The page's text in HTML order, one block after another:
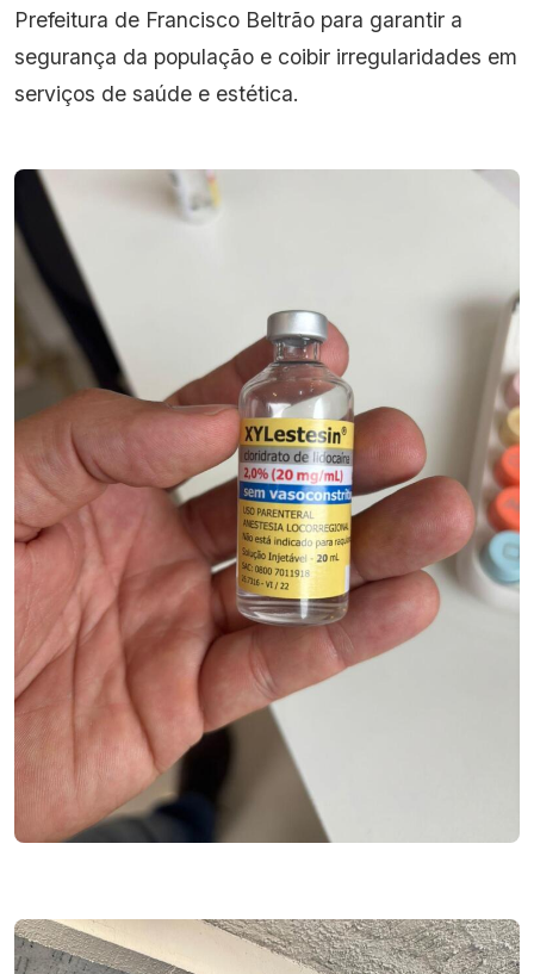
Prefeitura de Francisco Beltrão para garantir a
segurança da população e coibir irregularidades em
serviços de saúde e estética.